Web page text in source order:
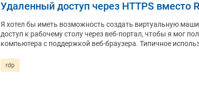
Удаленный доступ через HTTPS вместо
Я хотел бы иметь возможность создать виртуальную
доступ к рабочему столу через веб-портал, чтобы я мог
компьютера с поддержкой веб-браузера. Типичное
rdp